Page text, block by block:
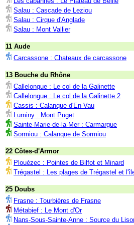
Salau : Cascade de Leziou
Salau : Cirque d'Anglade
Salau : Mont Vallier
11 Aude
Carcassone : Chateaux de carcassone
13 Bouche du Rhône
Callelongue : Le col de la Galinette
Callelongue : Le col de la Galinette 2
Cassis : Calanque d'En-Vau
Luminy : Mont Puget
Sainte-Marie-de-la-Mer : Carmargue
Sormiou : Calanque de Sormiou
22 Côtes-d'Armor
Plouézec : Pointes de Bilfot et Minard
Trégastel : Les plages de Trégastel et
25 Doubs
Frasne : Tourbières de Frasne
Métabief : Le Mont d'Or
Nans-Sous-Sainte-Anne : Source du